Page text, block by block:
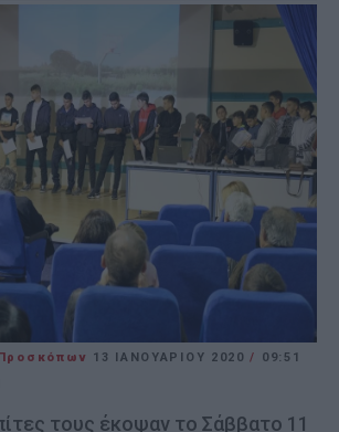
13 ΙΑΝΟΥΑΡΊΟΥ 2020/ 09:51
τους έκοψαν το Σάββατο 11